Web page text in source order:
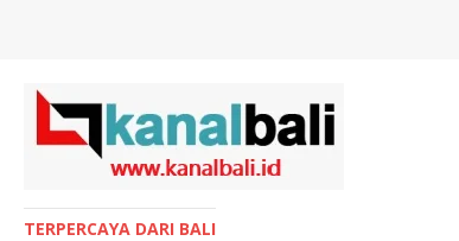
TERPERCAYA DARI BALI